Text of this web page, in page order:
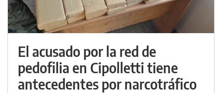
El acusado por la red de
pedofilia en Cipolletti tiene
antecedentes por narcotráfico